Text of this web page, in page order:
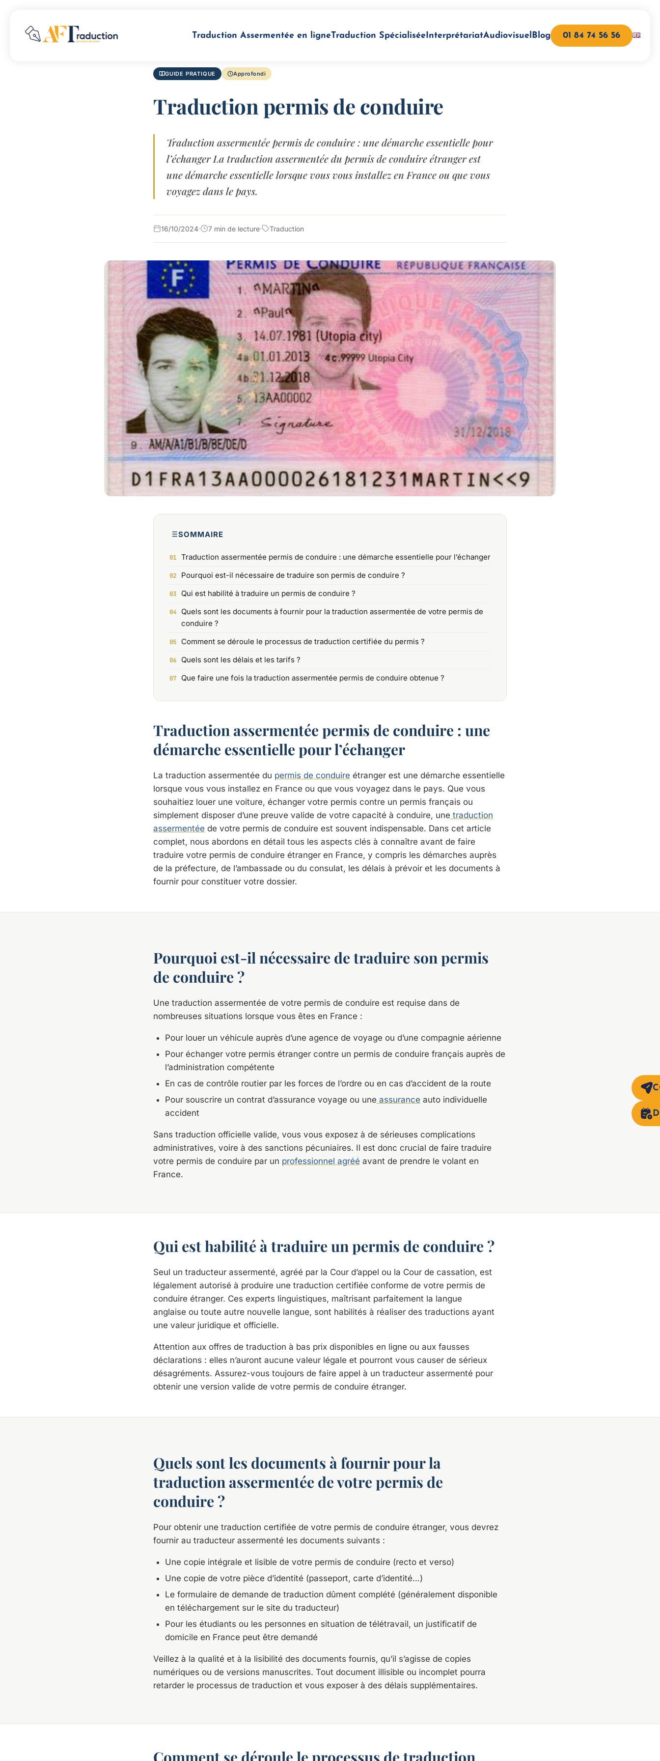
Traduction Assermentée en ligneTraduction SpécialiséeInterprétariatAudiovisuelBlog 01 84 74 56 56
GUIDE PRATIQUE Approfondi
Traduction permis de conduire
Traduction assermentée permis de conduire : une démarche essentielle pour
l’échanger La traduction assermentée du permis de conduire étranger est
une démarche essentielle lorsque vous vous installez en France ou que vous
voyagez dans le pays.
16/10/2024 7 min de lecture Traduction
SOMMAIRE
Traduction assermentée permis de conduire : une démarche essentielle pour l’échanger
Pourquoi est-il nécessaire de traduire son permis de conduire ?
Qui est habilité à traduire un permis de conduire ?
Quels sont les documents à fournir pour la traduction assermentée de votre permis de
conduire ?
Comment se déroule le processus de traduction certifiée du permis ?
Quels sont les délais et les tarifs ?
Que faire une fois la traduction assermentée permis de conduire obtenue ?
Traduction assermentée permis de conduire : une
démarche essentielle pour l’échanger
La traduction assermentée du permis de conduire étranger est une démarche essentielle
lorsque vous vous installez en France ou que vous voyagez dans le pays. Que vous
souhaitiez louer une voiture, échanger votre permis contre un permis français ou
simplement disposer d’une preuve valide de votre capacité à conduire, une traduction
assermentée de votre permis de conduire est souvent indispensable. Dans cet article
complet, nous abordons en détail tous les aspects clés à connaître avant de faire
traduire votre permis de conduire étranger en France, y compris les démarches auprès
de la préfecture, de l’ambassade ou du consulat, les délais à prévoir et les documents à
fournir pour constituer votre dossier.
Pourquoi est-il nécessaire de traduire son permis
de conduire ?
Une traduction assermentée de votre permis de conduire est requise dans de
nombreuses situations lorsque vous êtes en France :
Pour louer un véhicule auprès d’une agence de voyage ou d’une compagnie aérienne
Pour échanger votre permis étranger contre un permis de conduire français auprès de
l’administration compétente
En cas de contrôle routier par les forces de l’ordre ou en cas d’accident de la route
Pour souscrire un contrat d’assurance voyage ou une assurance auto individuelle
accident
Sans traduction officielle valide, vous vous exposez à de sérieuses complications
administratives, voire à des sanctions pécuniaires. Il est donc crucial de faire traduire
votre permis de conduire par un professionnel agréé avant de prendre le volant en
France.
Qui est habilité à traduire un permis de conduire ?
Seul un traducteur assermenté, agréé par la Cour d’appel ou la Cour de cassation, est
légalement autorisé à produire une traduction certifiée conforme de votre permis de
conduire étranger. Ces experts linguistiques, maîtrisant parfaitement la langue
anglaise ou toute autre nouvelle langue, sont habilités à réaliser des traductions ayant
une valeur juridique et officielle.
Attention aux offres de traduction à bas prix disponibles en ligne ou aux fausses
déclarations : elles n’auront aucune valeur légale et pourront vous causer de sérieux
désagréments. Assurez-vous toujours de faire appel à un traducteur assermenté pour
obtenir une version valide de votre permis de conduire étranger.
Quels sont les documents à fournir pour la
traduction assermentée de votre permis de
conduire ?
Pour obtenir une traduction certifiée de votre permis de conduire étranger, vous devrez
fournir au traducteur assermenté les documents suivants :
Une copie intégrale et lisible de votre permis de conduire (recto et verso)
Une copie de votre pièce d’identité (passeport, carte d’identité…)
Le formulaire de demande de traduction dûment complété (généralement disponible
en téléchargement sur le site du traducteur)
Pour les étudiants ou les personnes en situation de télétravail, un justificatif de
domicile en France peut être demandé
Veillez à la qualité et à la lisibilité des documents fournis, qu’il s’agisse de copies
numériques ou de versions manuscrites. Tout document illisible ou incomplet pourra
retarder le processus de traduction et vous exposer à des délais supplémentaires.
Comment se déroule le processus de traduction